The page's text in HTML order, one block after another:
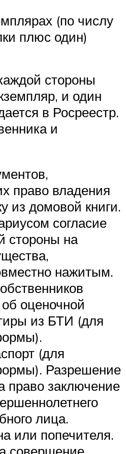
(по числу
плюс один)
стороны
и один
в Росреестр.
и
право владения
из домовой книги.
согласие
стороны на
нажитым.
оценочной
из БТИ (для
(для
Разрешение
право заключение
лица.
или попечителя.